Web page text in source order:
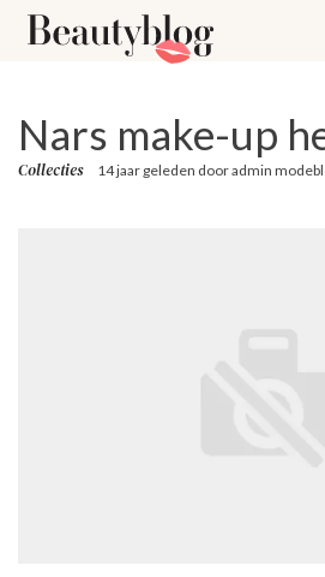
Nars make-up
Collecties 14 jaar geleden dooradmin